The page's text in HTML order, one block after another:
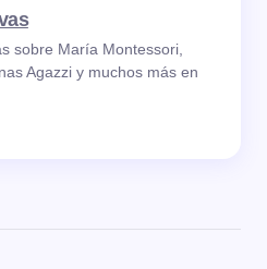
sobre María Montessori,
Agazzi y muchos más en